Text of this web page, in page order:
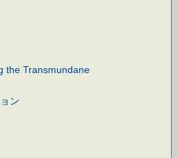
the Transmundane
ン